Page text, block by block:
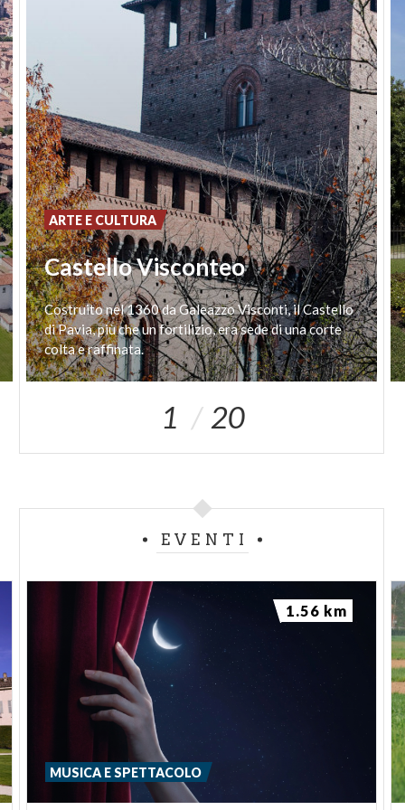
Castello Visconteo
Costruito nel 1360 da Galeazzo Visconti, il Castello
di Pavia, più che un fortilizio, era sede di una corte
colta e raffinata.
ARTE E CULTURA
1 20
EVENTI
MUSICA E SPETTACOLO
1.56 km